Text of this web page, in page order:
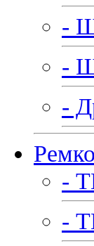
-
-
-
-
-